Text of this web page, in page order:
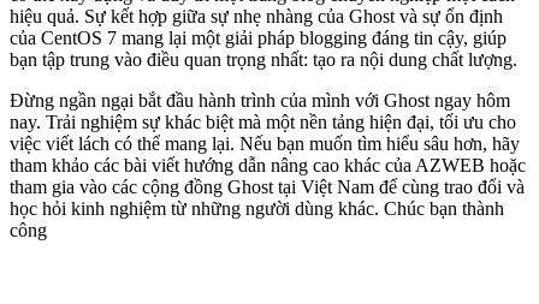
hiệu quả. Sự kết hợp giữa sự nhẹ nhàng của Ghost và sự ổn định
của CentOS 7 mang lại một giải pháp blogging đáng tin cậy, giúp
bạn tập trung vào điều quan trọng nhất: tạo ra nội dung chất lượng.
Đừng ngần ngại bắt đầu hành trình của mình với Ghost ngay hôm
nay. Trải nghiệm sự khác biệt mà một nền tảng hiện đại, tối ưu cho
việc viết lách có thể mang lại. Nếu bạn muốn tìm hiểu sâu hơn, hãy
tham khảo các bài viết hướng dẫn nâng cao khác của AZWEB hoặc
tham gia vào các cộng đồng Ghost tại Việt Nam để cùng trao đổi và
học hỏi kinh nghiệm từ những người dùng khác. Chúc bạn thành
công